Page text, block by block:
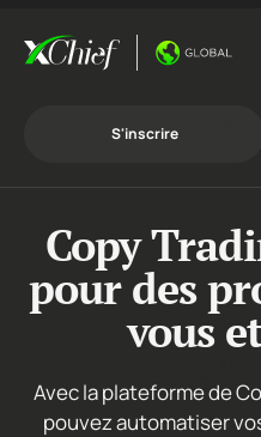
Le Trading
Plateformes
Promotions
S'inscrire
Copy
pour des
vous
Avec la plateforme de
pouvez automatiser